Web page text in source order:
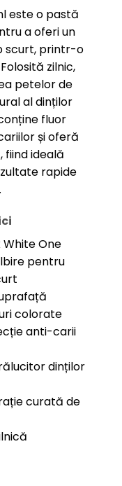
este o pastă
a oferi un
scurt, printr-o
zilnic,
petelor de
al dinților
fluor
și oferă
fiind ideală
rapide
One
pentru
colorate
anti-carii
dinților
curată de